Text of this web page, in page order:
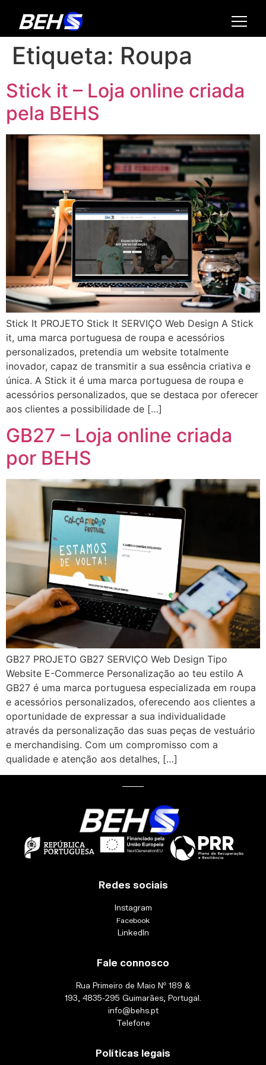
Etiqueta: Roupa
Stick it – Loja online criada
pela BEHS
Stick It PROJETO Stick It SERVIÇO Web Design A Stick
it, uma marca portuguesa de roupa e acessórios
personalizados, pretendia um website totalmente
inovador, capaz de transmitir a sua essência criativa e
única. A Stick it é uma marca portuguesa de roupa e
acessórios personalizados, que se destaca por oferecer
aos clientes a possibilidade de […]
GB27 – Loja online criada
por BEHS
GB27 PROJETO GB27 SERVIÇO Web Design Tipo
Website E-Commerce Personalização ao teu estilo A
GB27 é uma marca portuguesa especializada em roupa
e acessórios personalizados, oferecendo aos clientes a
oportunidade de expressar a sua individualidade
através da personalização das suas peças de vestuário
e merchandising. Com um compromisso com a
qualidade e atenção aos detalhes, […]
Redes sociais
Instagram
Facebook
LinkedIn
Fale connosco
Rua Primeiro de Maio Nº 189 &
193, 4835-295 Guimarães, Portugal.
info@behs.pt
Telefone
Políticas legais